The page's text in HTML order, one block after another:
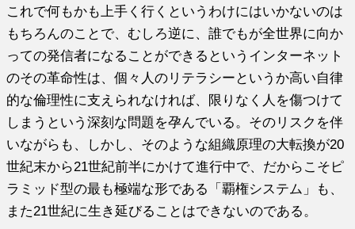
これで何もかも上手く行くというわけにはいかないのは
もちろんのことで、むしろ逆に、誰でもが全世界に向か
っての発信者になることができるというインターネット
のその革命性は、個々人のリテラシーというか高い自律
的な倫理性に支えられなければ、限りなく人を傷つけて
しまうという深刻な問題を孕んでいる。そのリスクを伴
いながらも、しかし、そのような組織原理の大転換が20
世紀末から21世紀前半にかけて進行中で、だからこそピ
ラミッド型の最も極端な形である「覇権システム」も、
また21世紀に生き延びることはできないのである。